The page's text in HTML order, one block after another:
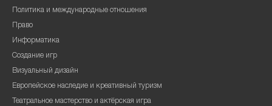
Политика и международные отношения
Право
Информатика
Создание игр
Визуальный дизайн
Европейское наследие и креативный туризм
Театральное мастерство и актёрская игра